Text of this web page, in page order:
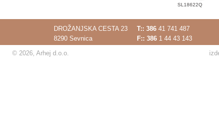
SL18622Q
DROŽANJSKA CESTA 23
8290 Sevnica
T:: 386 41 741 487
F:: 386 1 44 43 143
© 2026, Arhej d.o.o.